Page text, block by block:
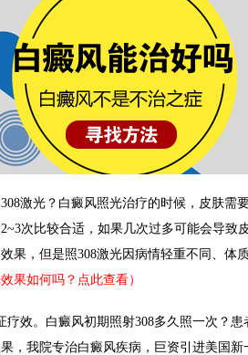
激光？白癜风照光治疗的时候，皮肤需
次比较合适，如果几次过多可能会导致
果，但是照308激光因病情轻重不同、体
果如何吗？点此查看）
效。白癜风初期照射308多久照一次？患
，我院专治白癜风疾病，巨资引进美国新